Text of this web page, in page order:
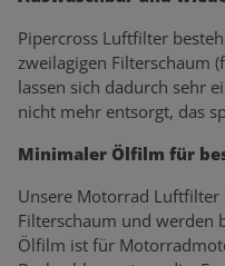
Pipercross Luftfilter
zweilagigen Filterschaum
lassen sich dadurch sehr
nicht mehr entsorgt, das
Minimaler Ölfilm für
Unsere Motorrad Luftfilter
Filterschaum und werden
Ölfilm ist für